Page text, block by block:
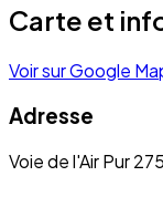
Carte et
Voir sur Google
Adresse
Voie de l'Air Pur